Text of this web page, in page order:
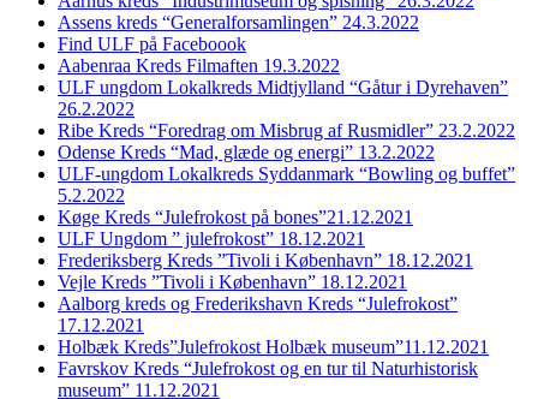
Assens kreds “Generalforsamlingen” 24.3.2022
Find ULF på Faceboook
Aabenraa Kreds Filmaften 19.3.2022
ULF ungdom Lokalkreds Midtjylland “Gåtur i Dyrehaven”
26.2.2022
Ribe Kreds “Foredrag om Misbrug af Rusmidler” 23.2.2022
Odense Kreds “Mad, glæde og energi” 13.2.2022
ULF-ungdom Lokalkreds Syddanmark “Bowling og buffet”
5.2.2022
Køge Kreds “Julefrokost på bones”21.12.2021
ULF Ungdom ” julefrokost” 18.12.2021
Frederiksberg Kreds ”Tivoli i København” 18.12.2021
Vejle Kreds ”Tivoli i København” 18.12.2021
Aalborg kreds og Frederikshavn Kreds “Julefrokost”
17.12.2021
Holbæk Kreds”Julefrokost Holbæk museum”11.12.2021
Favrskov Kreds “Julefrokost og en tur til Naturhistorisk
museum” 11.12.2021